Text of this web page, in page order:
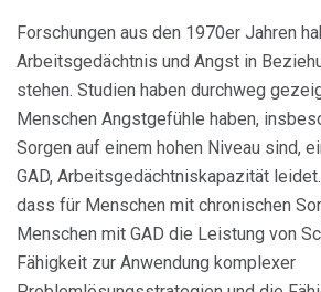
Forschungen aus den 1970er Jahren
Arbeitsgedächtnis und Angst in
stehen. Studien haben durchweg
Menschen Angstgefühle haben,
Sorgen auf einem hohen Niveau sind,
GAD, Arbeitsgedächtniskapazität
dass für Menschen mit chronischen
Menschen mit GAD die Leistung von
Fähigkeit zur Anwendung komplexer